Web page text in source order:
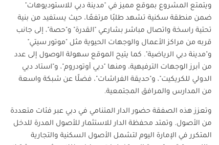
ويتمتع المشروع بموقع مميز في "مدينة دبي للاستوديوهات"
ضمن منطقة سكنية تشهد طلبًا مرتفعًا، حيث يستفيد من بنية
تحتية راسخة واتصال مباشر بشارعي "القدرة" و"حصة"، إلى جانب
قربه من مراكز الأعمال والوجهات الحيوية مثل "موتور سيتي"
و"مدينة دبي الرياضية". كما يتيح الموقع سهولة الوصول إلى عدد
من أبرز الوجهات الترفيهية، ومنها "دبي أوتودروم"، و"استاد دبي
الدولي للكريكيت"، و"حديقة الفراشات"، فضلًا عن شبكة واسعة
من المدارس والمرافق المجتمعية.
وتعزز هذه الصفقة حضور الدار المتنامي في دبي عبر فئات متعددة
من الأصول. وتمتد محفظة الدار للاستثمار للأصول المدرة للدخل
المتكرر في الإمارة اليوم لتشمل الأصول السكنية والتجارية